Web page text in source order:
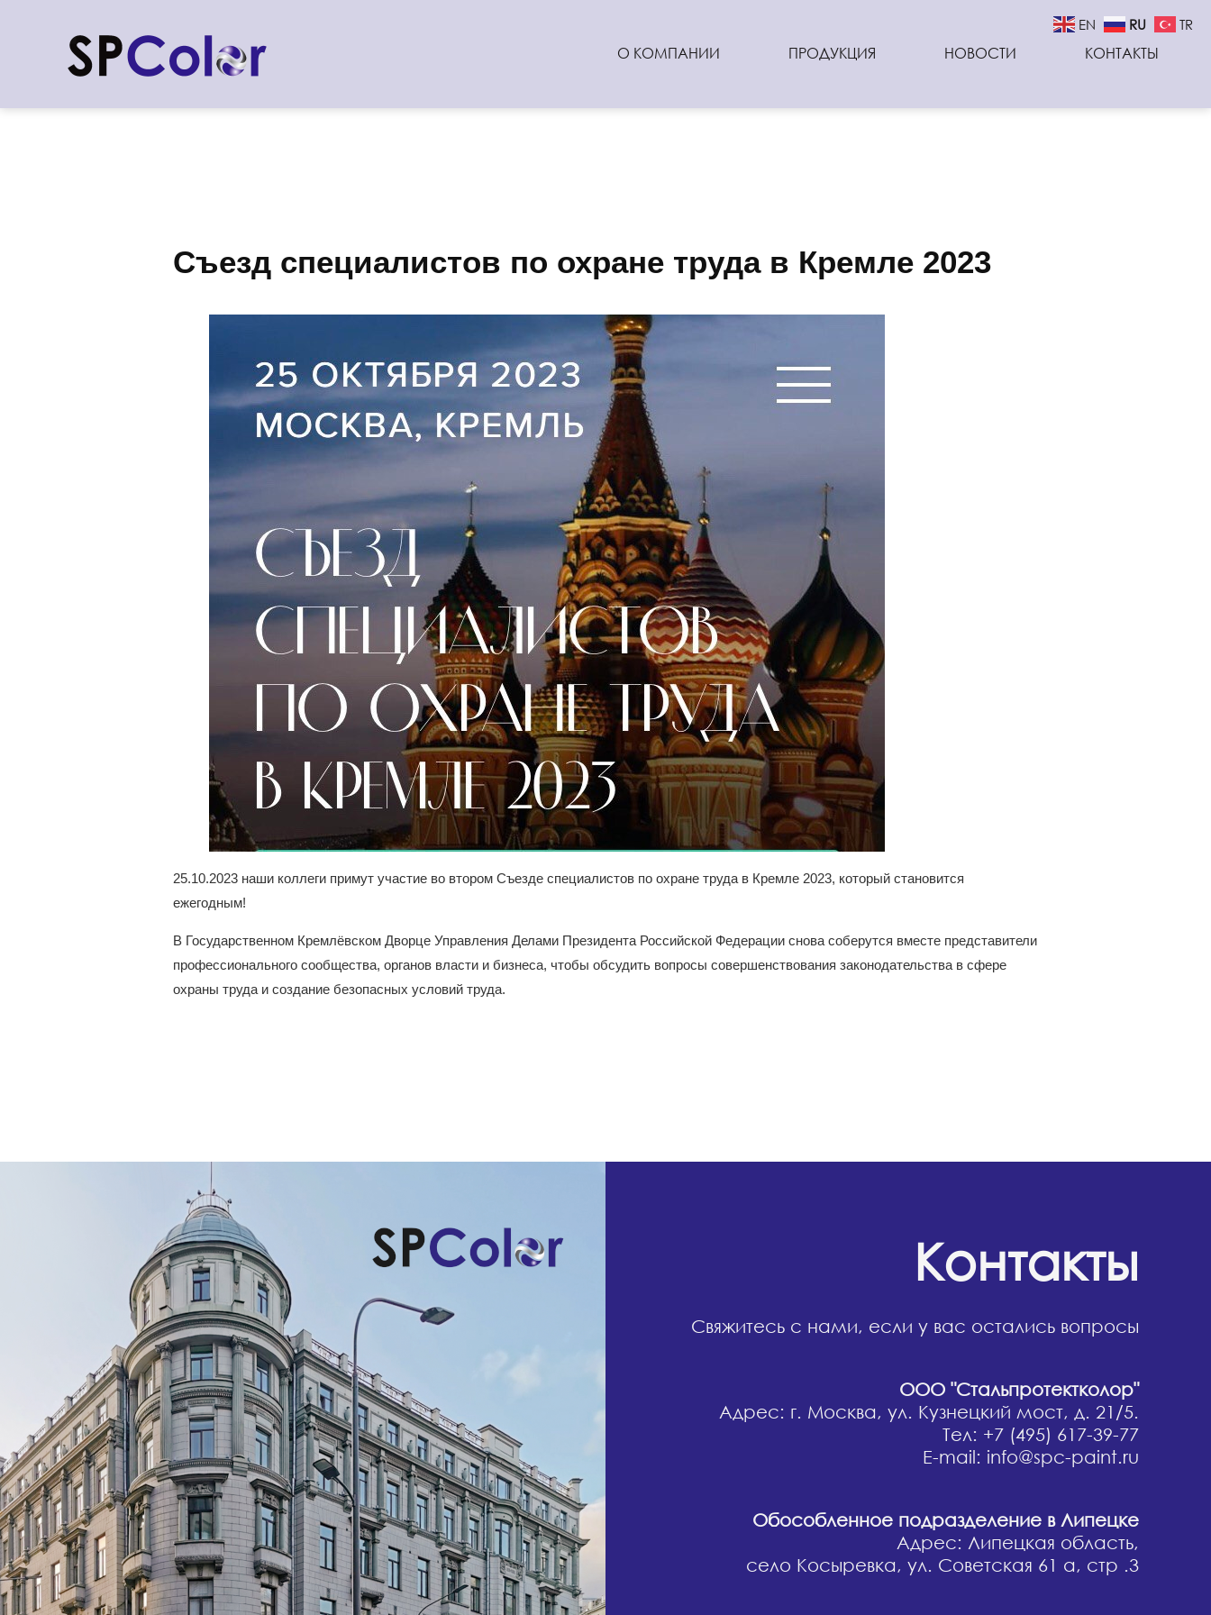
О КОМПАНИИ ПРОДУКЦИЯ НОВОСТИ КОНТАКТЫ
Съезд специалистов по охране труда в Кремле 2023
25.10.2023 наши коллеги примут участие во втором Съезде специалистов по охране труда в Кремле 2023, который становится
ежегодным!
В Государственном Кремлёвском Дворце Управления Делами Президента Российской Федерации снова соберутся вместе представители
профессионального сообщества, органов власти и бизнеса, чтобы обсудить вопросы совершенствования законодательства в сфере
охраны труда и создание безопасных условий труда.
Контакты
Свяжитесь с нами, если у вас остались вопросы
ООО "Стальпротектколор"
Адрес: г. Москва, ул. Кузнецкий мост, д. 21/5.
Тел: +7 (495) 617-39-77
E-mail: info@spc-paint.ru
Обособленное подразделение в Липецке
Адрес: Липецкая область,
село Косыревка, ул. Советская 61 а, стр .3
EN RU TR